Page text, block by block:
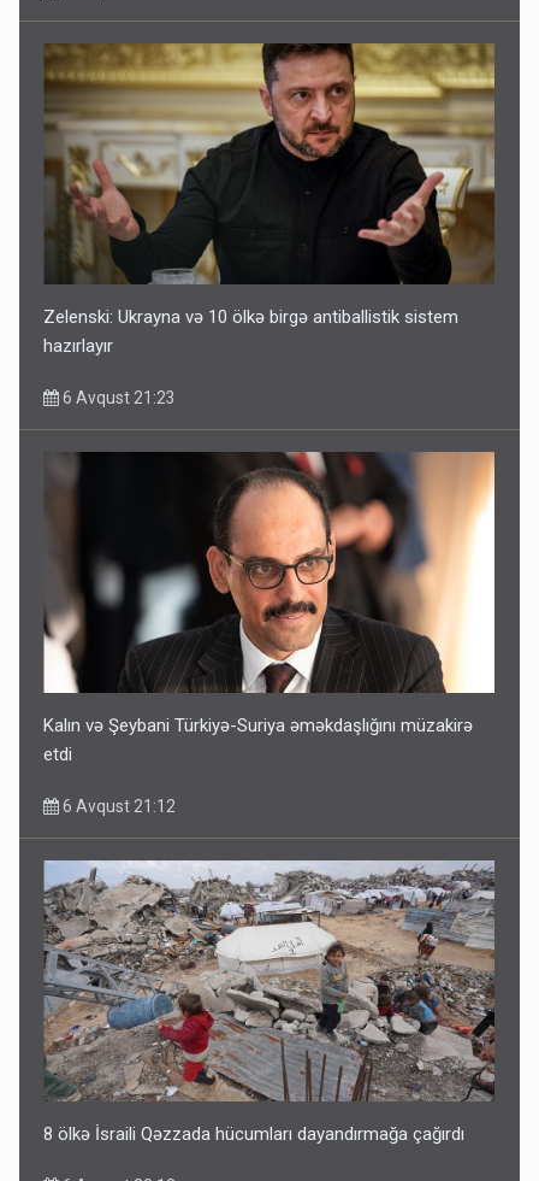
Zelenski: Ukrayna və 10 ölkə birgə antiballistik sistem
hazırlayır
6 Avqust 21:23
Kalın və Şeybani Türkiyə-Suriya əməkdaşlığını müzakirə
etdi
6 Avqust 21:12
8 ölkə İsraili Qəzzada hücumları dayandırmağa çağırdı